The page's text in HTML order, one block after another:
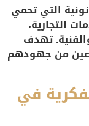
التي تحمي
التجارية،
تهدف
من جهودهم
في